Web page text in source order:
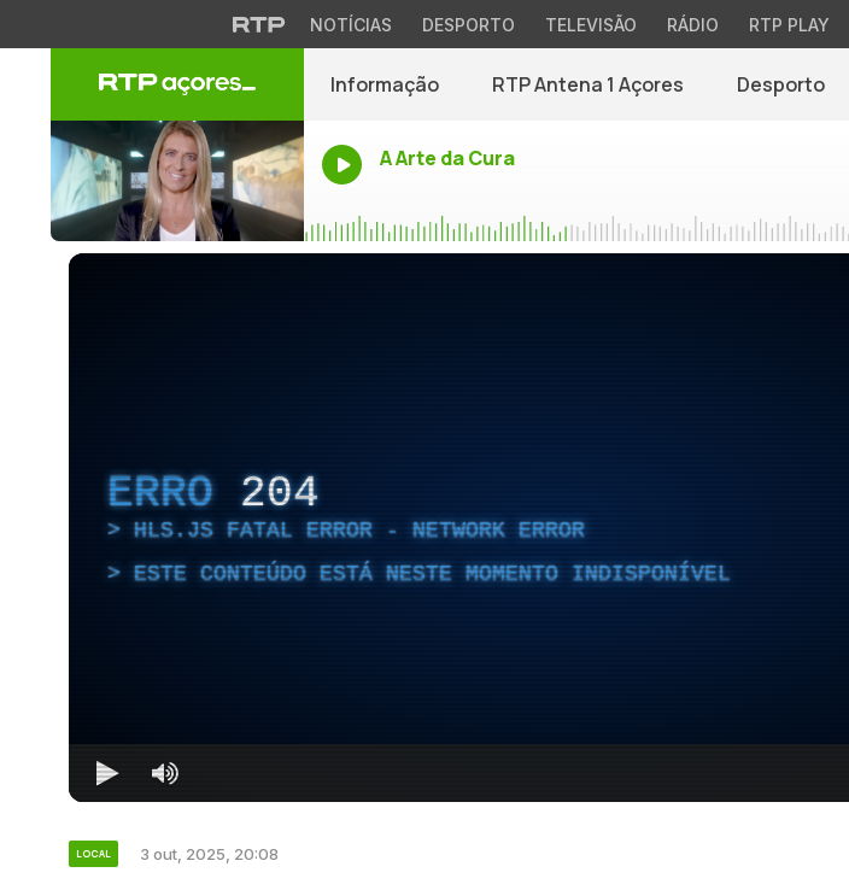
NOTÍCIAS DESPORTO TELEVISÃO RÁDIO RTP PLAY
Informação RTP Antena 1 Açores Desporto
A Arte da Cura
ERRO 204
HLS.JS FATAL ERROR - NETWORK ERROR
ESTE CONTEÚDO ESTÁ NESTE MOMENTO INDISPONÍVEL
LOCAL 3 out, 2025, 20:08